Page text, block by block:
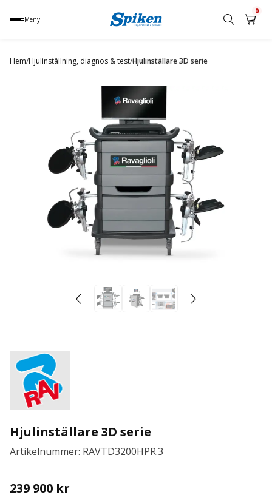
Meny
namn,
0
Hem/Hjulinställning, diagnos & test/Hjulinställare 3D serie
Hjulinställare 3D serie
Artikelnummer: RAVTD3200HPR.3
239 900 kr